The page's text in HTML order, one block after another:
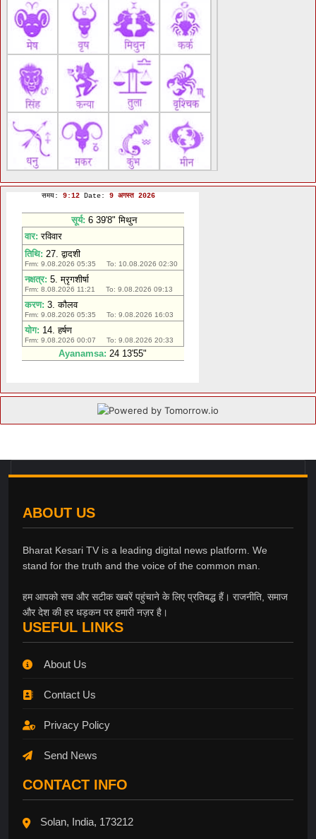
ABOUT US
Bharat Kesari TV is a leading digital news platform. We
stand for the truth and the voice of the common man.
हम आपको सच और सटीक खबरें पहुंचाने के लिए प्रतिबद्ध हैं। राजनीति, समाज
और देश की हर धड़कन पर हमारी नज़र है।
USEFUL LINKS
About Us
Contact Us
Privacy Policy
Send News
CONTACT INFO
Solan, India, 173212